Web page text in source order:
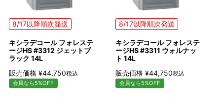
8/17以降順次発送
キシラデコール フォレステ
ージHS #3312 ジェットブ
ラック 14L
販売価格 ¥44,750税込
会員なら5%OFF
8/17以降順次発送
キシラデコール フォレステ
ージHS #3311 ウォルナッ
ト 14L
販売価格 ¥44,750税込
会員なら5%OFF